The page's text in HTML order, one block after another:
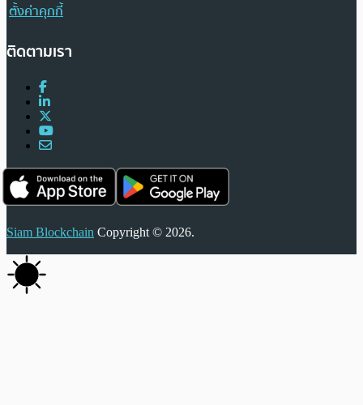
ตั้งค่าคุกกี้
ติดตามเรา
Siam Blockchain Copyright © 2026.